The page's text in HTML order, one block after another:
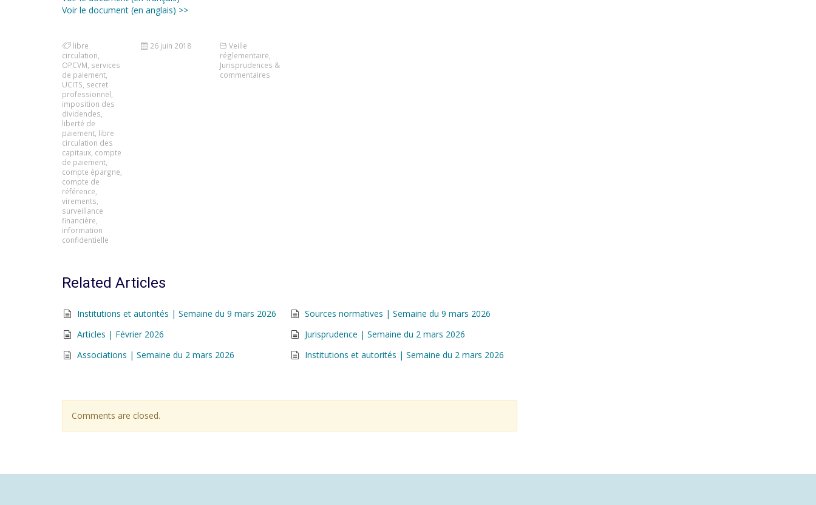
Voir le document (en anglais) >>
libre
circulation
OPCVM services
de paiement
UCITS secret
professionnel
imposition des
dividendes
liberté de
paiement libre
circulation des
capitaux compte
de paiement
compte épargne
compte de
référence
virements
surveillance
financière
information
confidentielle
26 juin 2018
Veille
réglementaire
Jurisprudences &
commentaires
Related Articles
Institutions et autorités | Semaine du 9 mars 2026
Sources normatives | Semaine du 9 mars 2026
Articles | Février 2026
Jurisprudence | Semaine du 2 mars 2026
Associations | Semaine du 2 mars 2026
Institutions et autorités | Semaine du 2 mars 2026
Comments are closed.